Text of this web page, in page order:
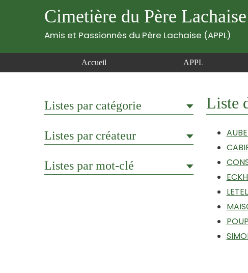
Cimetière du Père Lachaise
Amis et Passionnés du Père Lachaise (APPL)
Accueil APPL
Listes par catégorie
Listes par créateur
Listes par mot-clé
Liste